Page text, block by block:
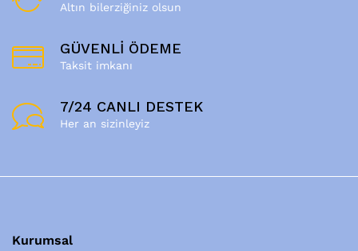
Altın bilerziğiniz olsun
GÜVENLİ ÖDEME
Taksit imkanı
7/24 CANLI DESTEK
Her an sizinleyiz
Kurumsal